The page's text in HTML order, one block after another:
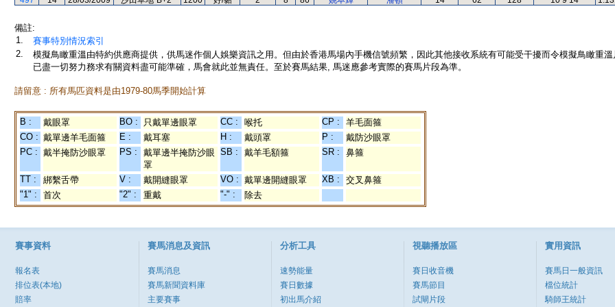
備註:
1.
賽事特別情況索引
2.
模擬鳥瞰重溫由特約供應商提供，供馬迷作個人娛樂資訊之用。但由於香港馬場內手機信號頻繁，因此其他接收系統有可能受干擾而令模擬鳥瞰重
已盡一切努力務求有關資料盡可能準確，馬會就此並無責任。至於賽馬結果, 馬迷應參考實際的賽馬片段為準。
請留意 : 所有馬匹資料是由1979-80馬季開始計算
B : 戴眼罩 BO : 只戴單邊眼罩 CC : 喉托 CP :
羊毛面箍
CO : 戴單邊羊毛面箍 E : 戴耳塞 H : 戴頭罩 P :
戴防沙眼罩
PC : 戴半掩防沙眼罩 PS :
戴單邊半掩防沙眼
罩
SB : 戴羊毛額箍 SR : 鼻箍
TT : 綁繫舌帶 V : 戴開縫眼罩 VO : 戴單邊開縫眼罩 XB :
交叉鼻箍
"1" :
首次 "2" : 重戴 "-" : 除去
賽事資料
報名表
排位表(本地)
賠率
賽馬消息及資訊
賽馬消息
賽馬新聞資料庫
主要賽事
分析工具
速勢能量
賽日數據
初出馬介紹
視聽播放區
賽日收音機
賽馬節目
試閘片段
實用資訊
賽馬日一般資訊
檔位統計
騎師王統計